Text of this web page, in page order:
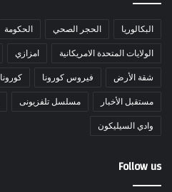
البكالوريا الحجر الصحي الحكومة
الولايات المتحدة الامريكانية امزازي
شقة الأرض فيروس كورونا كورونا
مستقبل الأخبار مسلسل تلفزيونى
وادي السيليكون
Follow us